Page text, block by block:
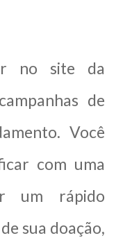
no site da
de
Você
com uma
um rápido
sua doação,